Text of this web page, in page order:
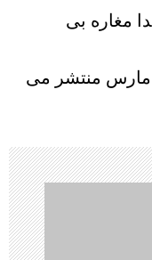
مغاره بی
ویژه نامه ادوارنیوز به مناسبت 8 مارس منتشر می